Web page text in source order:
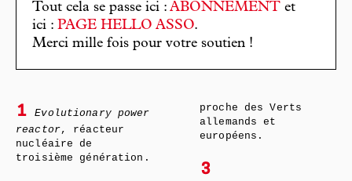
Tout cela se passe ici : ABONNEMENT et
ici : PAGE HELLO ASSO.
Merci mille fois pour votre soutien !
1
Evolutionary power
reactor, réacteur
nucléaire de
troisième génération.
proche des Verts
allemands et
européens.
3